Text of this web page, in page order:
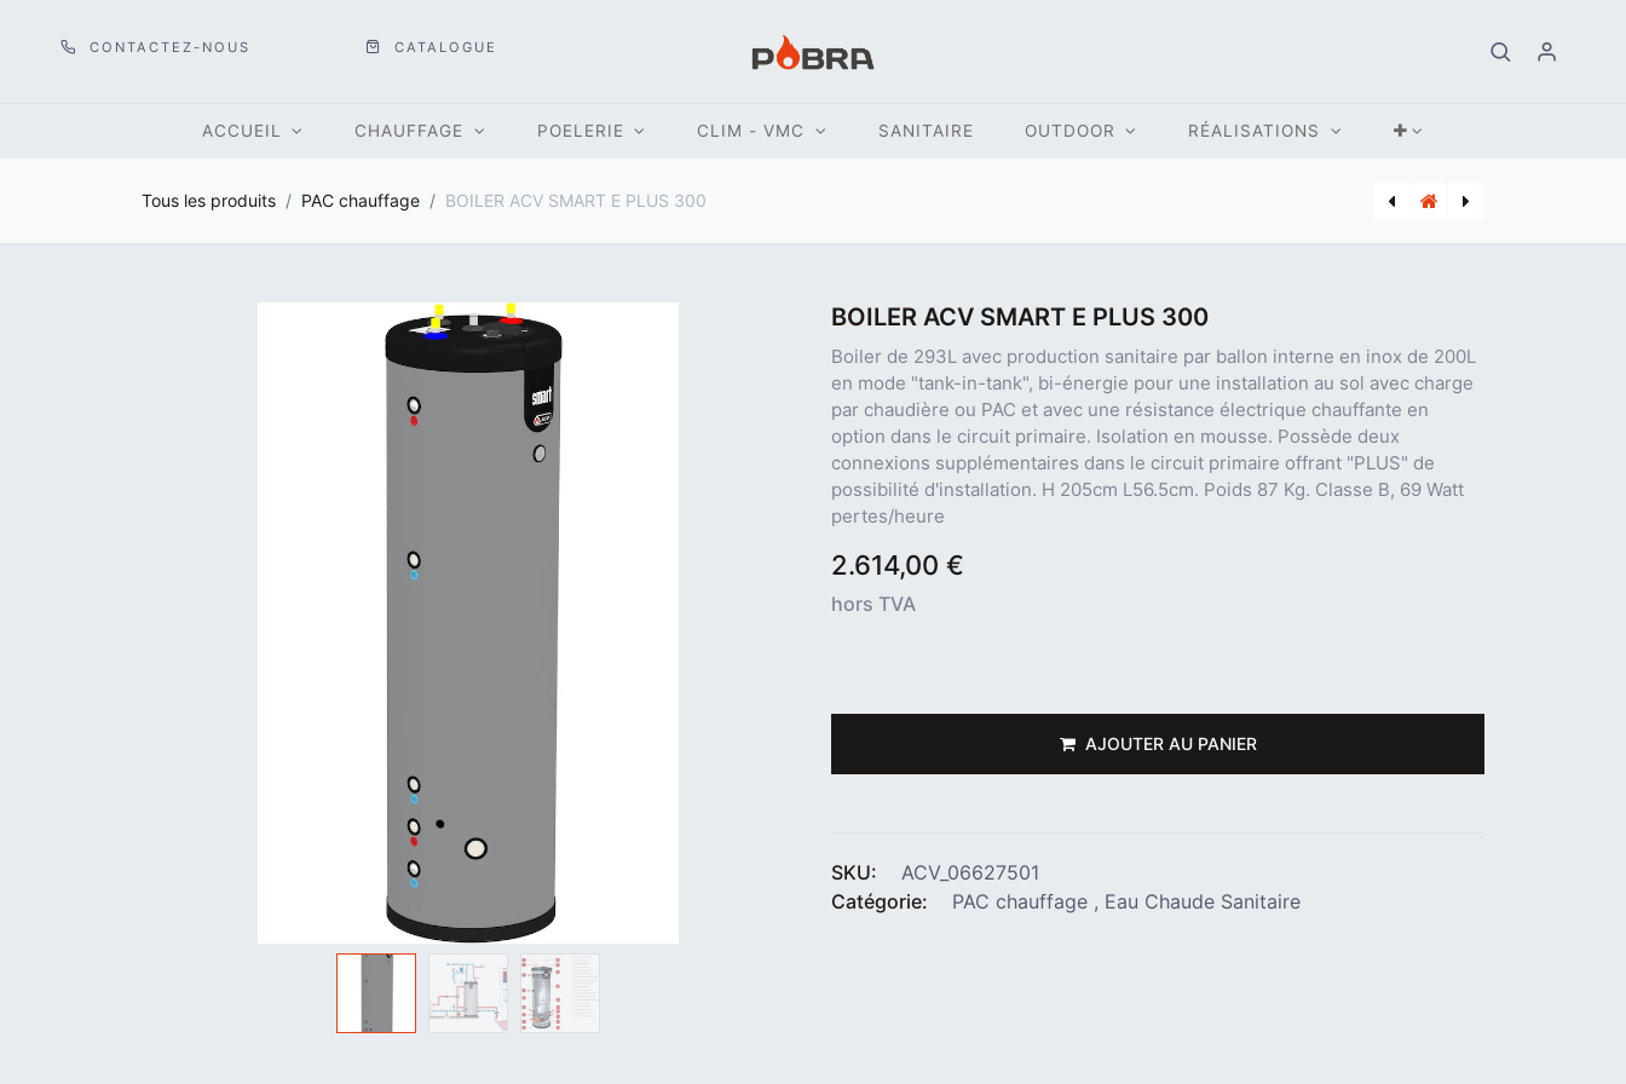
CONTACTEZ-NOUS CATALOGUE
ACCUEIL CHAUFFAGE POELERIE CLIM - VMC SANITAIRE OUTDOOR RÉALISATIONS
Tous les produits PAC chauffage BOILER ACV SMART E PLUS 300
BOILER ACV SMART E PLUS 300
Boiler de 293L avec production sanitaire par ballon interne en inox de 200L
en mode "tank-in-tank", bi-énergie pour une installation au sol avec charge
par chaudière ou PAC et avec une résistance électrique chauffante en
option dans le circuit primaire. Isolation en mousse. Possède deux
connexions supplémentaires dans le circuit primaire offrant "PLUS" de
possibilité d'installation. H 205cm L56.5cm. Poids 87 Kg. Classe B, 69 Watt
pertes/heure
2.614,00 €
hors TVA
AJOUTER AU PANIER
SKU:
ACV_06627501
Catégorie:
PAC chauffage , Eau Chaude Sanitaire